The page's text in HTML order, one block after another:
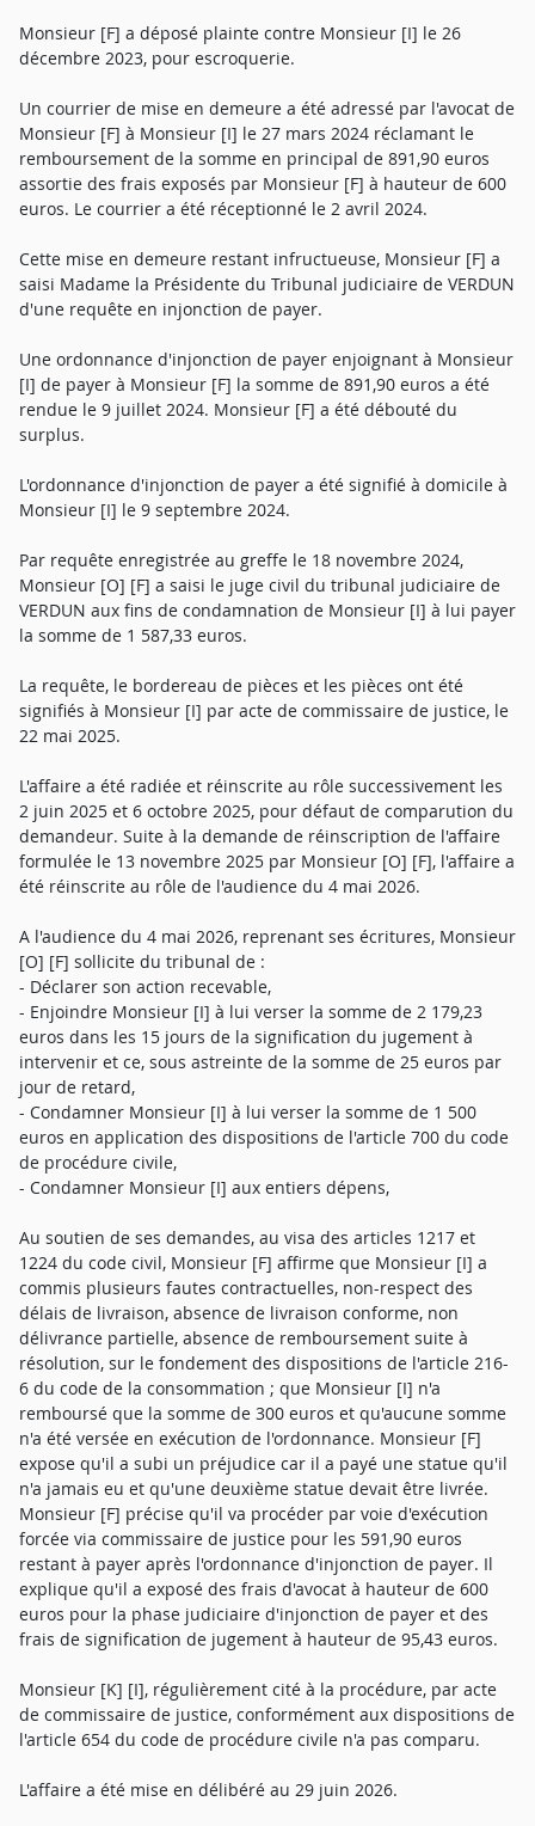
Monsieur [F] a déposé plainte contre Monsieur [I] le 26
décembre 2023, pour escroquerie.
Un courrier de mise en demeure a été adressé par l'avocat de
Monsieur [F] à Monsieur [I] le 27 mars 2024 réclamant le
remboursement de la somme en principal de 891,90 euros
assortie des frais exposés par Monsieur [F] à hauteur de 600
euros. Le courrier a été réceptionné le 2 avril 2024.
Cette mise en demeure restant infructueuse, Monsieur [F] a
saisi Madame la Présidente du Tribunal judiciaire de VERDUN
d'une requête en injonction de payer.
Une ordonnance d'injonction de payer enjoignant à Monsieur
[I] de payer à Monsieur [F] la somme de 891,90 euros a été
rendue le 9 juillet 2024. Monsieur [F] a été débouté du
surplus.
L'ordonnance d'injonction de payer a été signifié à domicile à
Monsieur [I] le 9 septembre 2024.
Par requête enregistrée au greffe le 18 novembre 2024,
Monsieur [O] [F] a saisi le juge civil du tribunal judiciaire de
VERDUN aux fins de condamnation de Monsieur [I] à lui payer
la somme de 1 587,33 euros.
La requête, le bordereau de pièces et les pièces ont été
signifiés à Monsieur [I] par acte de commissaire de justice, le
22 mai 2025.
L'affaire a été radiée et réinscrite au rôle successivement les
2 juin 2025 et 6 octobre 2025, pour défaut de comparution du
demandeur. Suite à la demande de réinscription de l'affaire
formulée le 13 novembre 2025 par Monsieur [O] [F], l'affaire a
été réinscrite au rôle de l'audience du 4 mai 2026.
A l'audience du 4 mai 2026, reprenant ses écritures, Monsieur
[O] [F] sollicite du tribunal de :
- Déclarer son action recevable,
- Enjoindre Monsieur [I] à lui verser la somme de 2 179,23
euros dans les 15 jours de la signification du jugement à
intervenir et ce, sous astreinte de la somme de 25 euros par
jour de retard,
- Condamner Monsieur [I] à lui verser la somme de 1 500
euros en application des dispositions de l'article 700 du code
de procédure civile,
- Condamner Monsieur [I] aux entiers dépens,
Au soutien de ses demandes, au visa des articles 1217 et
1224 du code civil, Monsieur [F] affirme que Monsieur [I] a
commis plusieurs fautes contractuelles, non-respect des
délais de livraison, absence de livraison conforme, non
délivrance partielle, absence de remboursement suite à
résolution, sur le fondement des dispositions de l'article 216-
6 du code de la consommation ; que Monsieur [I] n'a
remboursé que la somme de 300 euros et qu'aucune somme
n'a été versée en exécution de l'ordonnance. Monsieur [F]
expose qu'il a subi un préjudice car il a payé une statue qu'il
n'a jamais eu et qu'une deuxième statue devait être livrée.
Monsieur [F] précise qu'il va procéder par voie d'exécution
forcée via commissaire de justice pour les 591,90 euros
restant à payer après l'ordonnance d'injonction de payer. Il
explique qu'il a exposé des frais d'avocat à hauteur de 600
euros pour la phase judiciaire d'injonction de payer et des
frais de signification de jugement à hauteur de 95,43 euros.
Monsieur [K] [I], régulièrement cité à la procédure, par acte
de commissaire de justice, conformément aux dispositions de
l'article 654 du code de procédure civile n'a pas comparu.
L'affaire a été mise en délibéré au 29 juin 2026.